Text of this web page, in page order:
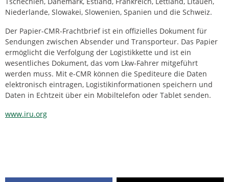
Niederlande, Slowakei, Slowenien, Spanien und die Schweiz.
Der Papier-CMR-Frachtbrief ist ein offizielles Dokument für
Sendungen zwischen Absender und Transporteur. Das Papier
ermöglicht die Verfolgung der Logistikkette und ist ein
wesentliches Dokument, das vom Lkw-Fahrer mitgeführt
werden muss. Mit e-CMR können die Spediteure die Daten
elektronisch eintragen, Logistikinformationen speichern und
Daten in Echtzeit über ein Mobiltelefon oder Tablet senden.
www.iru.org